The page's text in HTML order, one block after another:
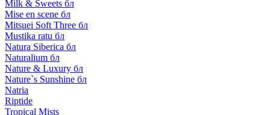
Milk & Sweets бл
Mise en scene бл
Mitsuei Soft Three бл
Mustika ratu бл
Natura Siberica бл
Naturalium бл
Nature & Luxury бл
Nature`s Sunshine бл
Natria
Riptide
Tropical Mists